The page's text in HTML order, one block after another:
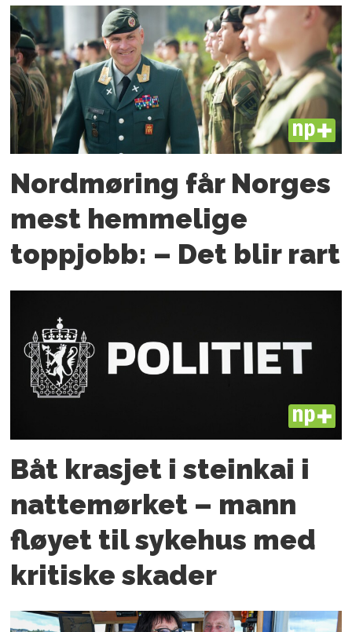
PLUS
Nordmøring får Norges
mest hemmelige
toppjobb: – Det blir rart
PLUS
Båt krasjet i steinkai i
nattemørket – mann
fløyet til sykehus med
kritiske skader